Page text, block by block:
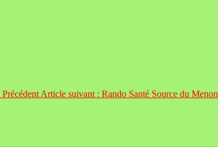
Précédent Article suivant : Rando Santé Source du Menon